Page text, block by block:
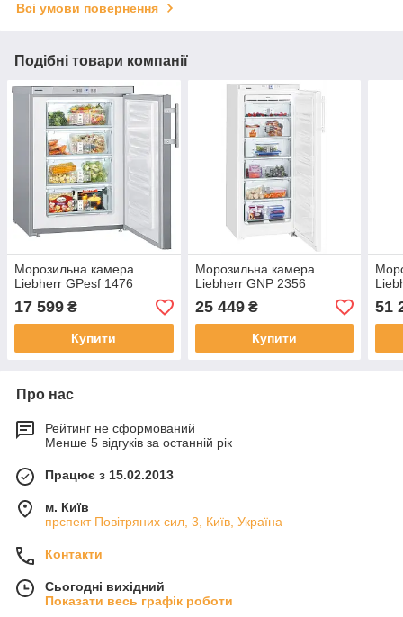
Всі умови повернення
Подібні товари компанії
Морозильна камера
Liebherr GPesf 1476
17 599 ₴
Купити
Морозильна камера
Liebherr GNP 2356
25 449₴
Купити
51
Про нас
Рейтинг не сформований
Менше 5 відгуків за останній рік
Працює з 15.02.2013
м. Київ
прспект Повітряних сил, 3, Київ, Україна
Контакти
Сьогодні вихідний
Показати весь графік роботи